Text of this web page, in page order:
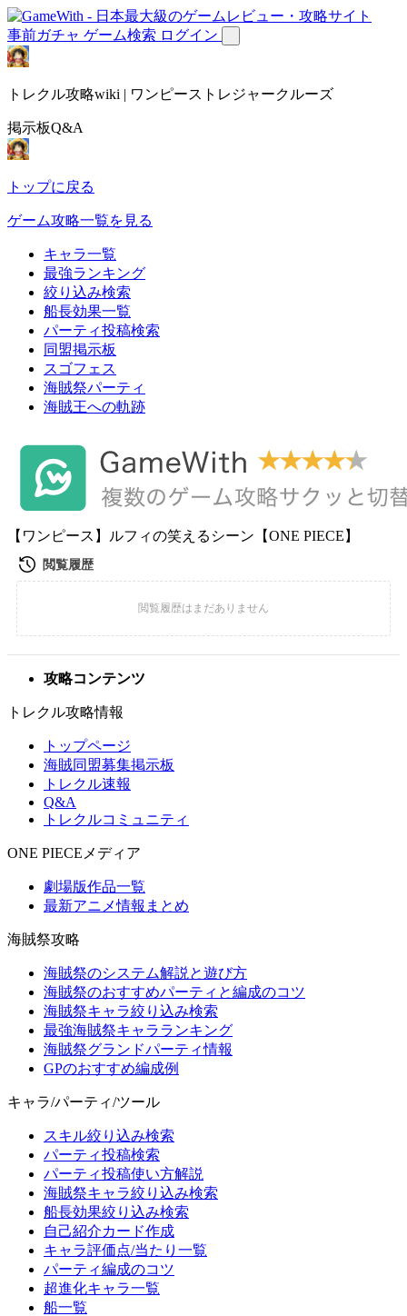
事前ガチャ ゲーム検索 ログイン
トレクル攻略wiki | ワンピーストレジャークルーズ
掲示板Q&A
トップに戻る
ゲーム攻略一覧を見る
キャラ一覧
最強ランキング
絞り込み検索
船長効果一覧
パーティ投稿検索
同盟掲示板
スゴフェス
海賊祭パーティ
海賊王への軌跡
【ワンピース】ルフィの笑えるシーン【ONE PIECE】
攻略コンテンツ
トレクル攻略情報
トップページ
海賊同盟募集掲示板
トレクル速報
Q&A
トレクルコミュニティ
ONE PIECEメディア
劇場版作品一覧
最新アニメ情報まとめ
海賊祭攻略
海賊祭のシステム解説と遊び方
海賊祭のおすすめパーティと編成のコツ
海賊祭キャラ絞り込み検索
最強海賊祭キャラランキング
海賊祭グランドパーティ情報
GPのおすすめ編成例
キャラ/パーティ/ツール
スキル絞り込み検索
パーティ投稿検索
パーティ投稿使い方解説
海賊祭キャラ絞り込み検索
船長効果絞り込み検索
自己紹介カード作成
キャラ評価点/当たり一覧
パーティ編成のコツ
超進化キャラ一覧
船一覧